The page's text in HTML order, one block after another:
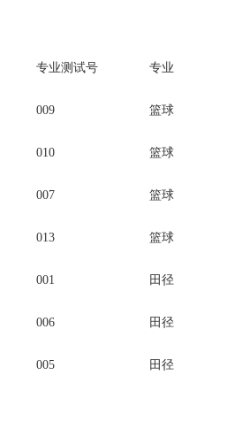
专业测试号 专业
009 篮球
010 篮球
007 篮球
013 篮球
001 田径
006 田径
005 田径